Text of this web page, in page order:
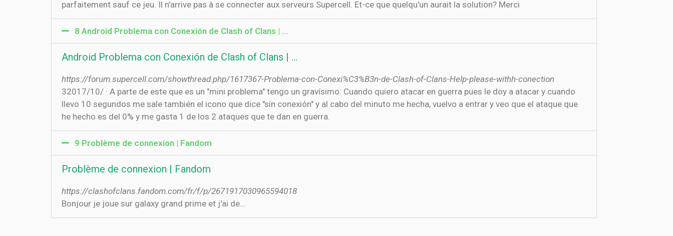
parfaitement sauf ce jeu. Il n'arrive pas à se connecter aux serveurs Supercell. Et-ce que quelqu'un aurait la solution? Merci
8 Android Problema con Conexión de Clash of Clans | …
Android Problema con Conexión de Clash of Clans | …
https://forum.supercell.com/showthread.php/1617367-Problema-con-Conexi%C3%B3n-de-Clash-of-Clans-Help-please-withh-conection
3‏‏/10‏‏/2017 · A parte de este que es un "mini problema" tengo un gravísimo: Cuando quiero atacar en guerra pues le doy a atacar y cuando
llevo 10 segundos me sale también el icono que dice "sin conexión" y al cabo del minuto me hecha, vuelvo a entrar y veo que el ataque que
he hecho es del 0% y me gasta 1 de los 2 ataques que te dan en guerra.
9 Problème de connexion | Fandom
Problème de connexion | Fandom
https://clashofclans.fandom.com/fr/f/p/2671917030965594018
Bonjour je joue sur galaxy grand prime et j'ai de…